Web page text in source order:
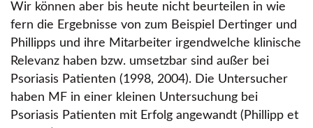
Wir können aber bis heute nicht beurteilen in wie
fern die Ergebnisse von zum Beispiel Dertinger und
Phillipps und ihre Mitarbeiter irgendwelche klinische
Relevanz haben bzw. umsetzbar sind außer bei
Psoriasis Patienten (1998, 2004). Die Untersucher
haben MF in einer kleinen Untersuchung bei
Psoriasis Patienten mit Erfolg angewandt (Phillipp et